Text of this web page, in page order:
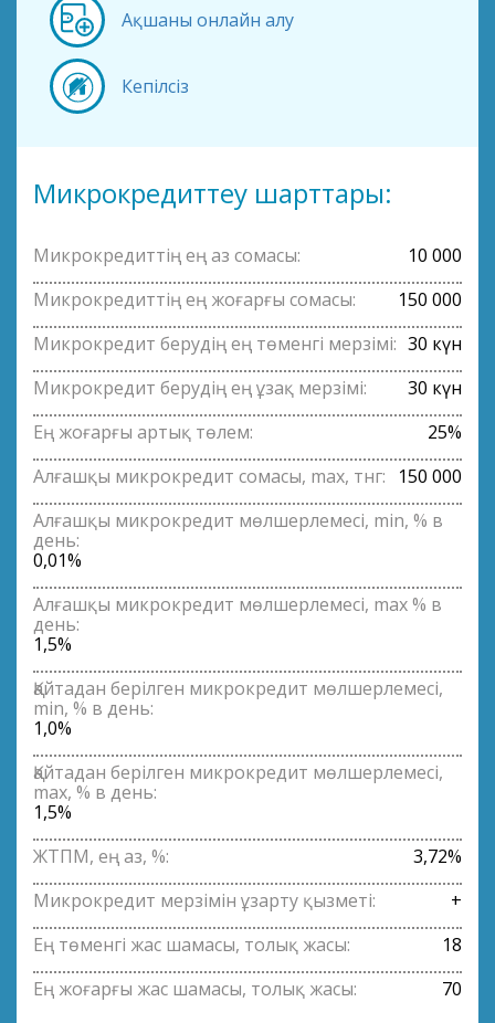
Ақшаны онлайн алу
Кепілсіз
Микрокредиттеу шарттары:
Микрокредиттің ең аз сомасы:
10 000
Микрокредиттің ең жоғарғы сомасы:
150 000
Микрокредит берудің ең төменгі мерзімі: 30 күн
Микрокредит берудің ең ұзақ мерзімі:
30 күн
Ең жоғарғы артық төлем:
25%
Алғашқы микрокредит сомасы, max, тнг:
150 000
Алғашқы микрокредит мөлшерлемесі, min, % в
день:
0,01%
Алғашқы микрокредит мөлшерлемесі, max % в
день:
1,5%
Қайтадан берілген микрокредит мөлшерлемесі,
min, % в день:
1,0%
Қайтадан берілген микрокредит мөлшерлемесі,
max, % в день:
1,5%
ЖТПМ, ең аз, %:
3,72%
Микрокредит мерзімін ұзарту қызметі:
+
Ең төменгі жас шамасы, толық жасы:
18
Ең жоғарғы жас шамасы, толық жасы:
70